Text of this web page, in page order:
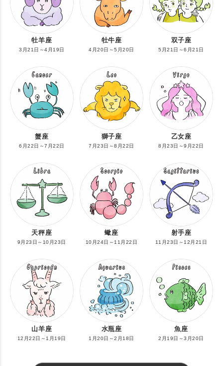
牡羊座
3月21日～4月19日
牡牛座
4月20日～5月20日
双子座
5月21日～6月21日
蟹座
6月22日～7月22日
獅子座
7月23日～8月22日
乙女座
8月23日～9月22日
天秤座
9月23日～10月23日
蠍座
10月24日～11月22日
射手座
11月23日～12月21日
山羊座
12月22日～1月19日
水瓶座
1月20日～2月18日
魚座
2月19日～3月20日